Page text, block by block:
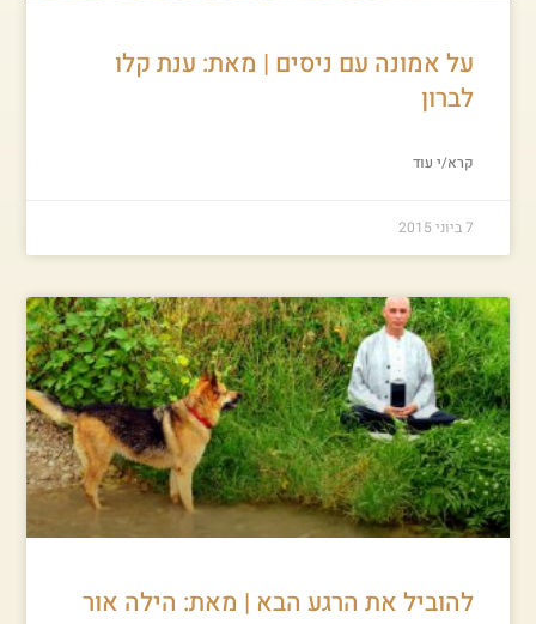
על אמונה עם ניסים | מאת: ענת קלו
לברון
קרא/י עוד
7 ביוני 2015
להוביל את הרגע הבא | מאת: הילה אור